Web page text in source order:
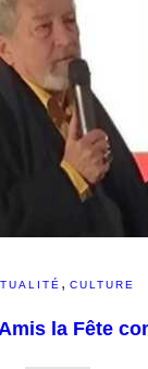
,CULTURE
la Fête